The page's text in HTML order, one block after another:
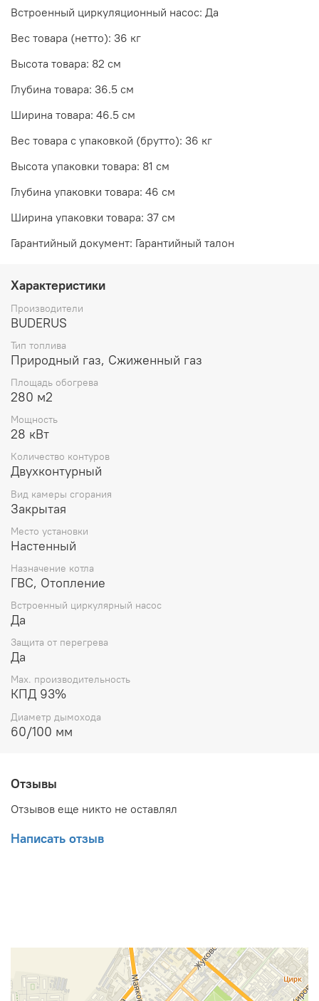
Встроенный циркуляционный насос: Да
Вес товара (нетто): 36 кг
Высота товара: 82 см
Глубина товара: 36.5 см
Ширина товара: 46.5 см
Вес товара с упаковкой (брутто): 36 кг
Высота упаковки товара: 81 см
Глубина упаковки товара: 46 см
Ширина упаковки товара: 37 см
Гарантийный документ: Гарантийный талон
Характеристики
Производители
BUDERUS
Тип топлива
Природный газ, Сжиженный газ
Площадь обогрева
280 м2
Мощность
28 кВт
Количество контуров
Двухконтурный
Вид камеры сгорания
Закрытая
Место установки
Настенный
Назначение котла
ГВС, Отопление
Встроенный циркулярный насос
Да
Защита от перегрева
Да
Max. производительность
КПД 93%
Диаметр дымохода
60/100 мм
Отзывы
Отзывов еще никто не оставлял
Написать отзыв